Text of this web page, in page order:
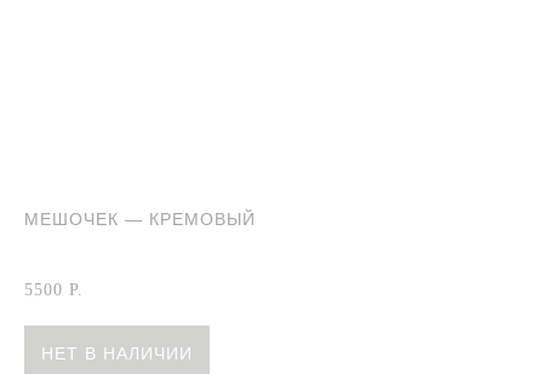
МЕШОЧЕК — КРЕМОВЫЙ
5500 Р.
НЕТ В НАЛИЧИИ